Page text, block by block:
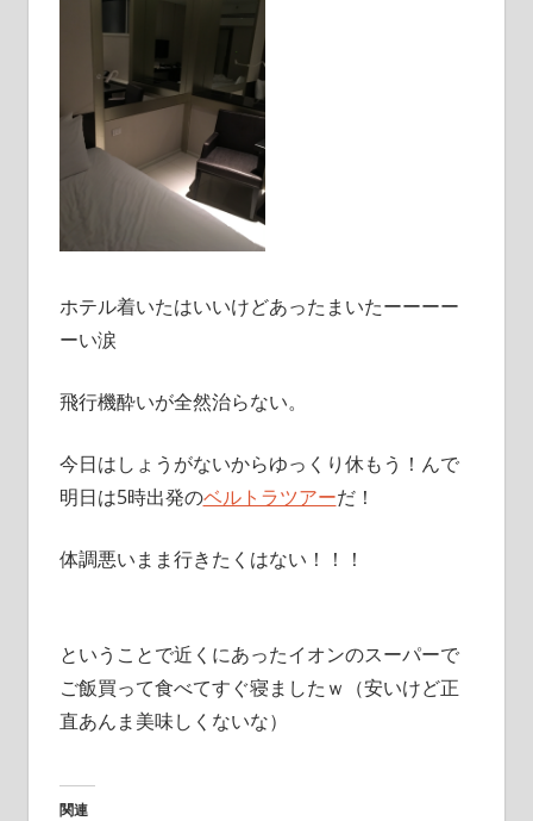
ホテル着いたはいいけどあったまいたーーーー
ーい涙
飛行機酔いが全然治らない。
今日はしょうがないからゆっくり休もう！んで
明日は5時出発のベルトラツアーだ！
体調悪いまま行きたくはない！！！
ということで近くにあったイオンのスーパーで
ご飯買って食べてすぐ寝ましたｗ（安いけど正
直あんま美味しくないな）
関連